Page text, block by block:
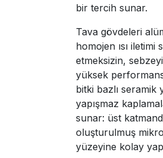
bir tercih sunar.
Tava gövdeleri
homojen ısı
etmeksizin,
yüksek
bitki bazlı seramik
yapışmaz
sunar: üst
oluşturulmuş
yüzeyine kolay